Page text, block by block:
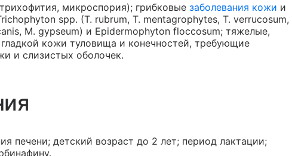
микроспория); грибковые заболевания кожи и
spp. (T. rubrum, T. mentagrophytes, Т. verrucosum,
M. gypseum) и Epidermophyton floccosum; тяжелые,
кожи туловища и конечностей, требующие
и слизистых оболочек.
печени; детский возраст до 2 лет; период лактации;